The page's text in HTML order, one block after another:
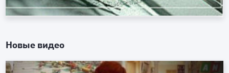
Новые видео